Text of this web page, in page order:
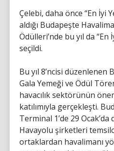
Çelebi, daha önce “En İyi
aldığı Budapeşte
Ödülleri’nde bu yıl da
seçildi.
Bu yıl 8’ncisi düzenlenen
Gala Yemeği ve Ödül
havacılık sektörünün
katılımıyla gerçekleşti.
Terminal 1’de 29
Havayolu şirketleri
ortaklardan havalimanı